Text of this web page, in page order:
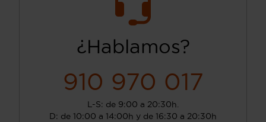
¿Hablamos?
910 970 017
L-S: de 9:00 a 20:30h.
D: de 10:00 a 14:00h y de 16:30 a 20:30h